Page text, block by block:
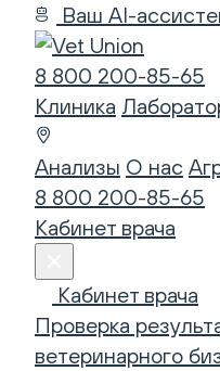
Ваш AI-
8 800 200-85-65
Клиника
Анализы О нас
8 800 200-85-65
Кабинет врача
Кабинет врача
Проверка
ветеринарного